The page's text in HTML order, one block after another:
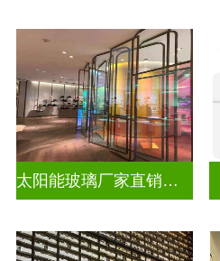
太阳能玻璃厂家直销批发